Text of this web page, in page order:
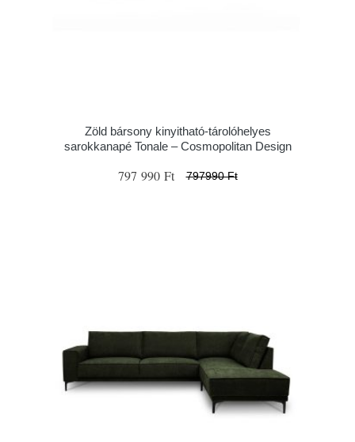
Zöld bársony kinyitható-tárolóhelyes
sarokkanapé Tonale – Cosmopolitan Design
797 990 Ft 797990 Ft